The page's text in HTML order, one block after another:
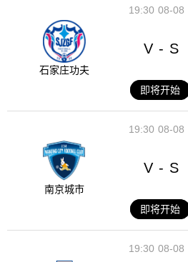
08-08
19:30
石家庄功夫
V - S
即将开始
08-08
19:30
南京城市
V - S
即将开始
08-08
19:30